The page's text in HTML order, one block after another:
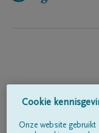
Cookie
Onze website